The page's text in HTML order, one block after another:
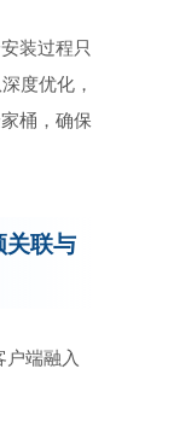
装过程只
度优化，
桶，确保
关联与
户端融入